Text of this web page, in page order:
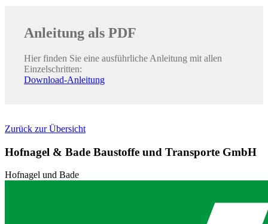
Anleitung als PDF
Hier finden Sie eine ausführliche Anleitung mit allen
Einzelschritten:
Download-Anleitung
Zurück zur Übersicht
Hofnagel & Bade Baustoffe und Transporte GmbH
Hofnagel und Bade